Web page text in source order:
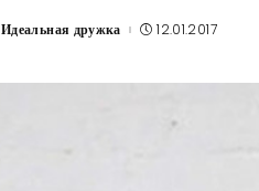
Posted
Идеальная дружка 12.01.2017